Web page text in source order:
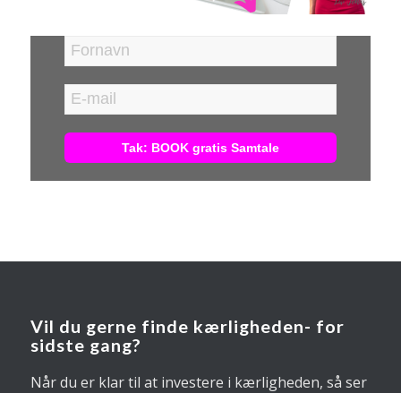
Vil du gerne finde kærligheden- for
sidste gang?
Når du er klar til at investere i kærligheden, så ser